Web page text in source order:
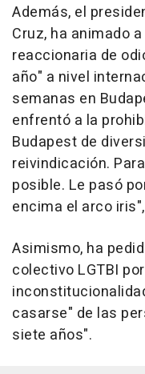
Además, el
Cruz, ha animado
reaccionaria de
año" a nivel
semanas en
enfrentó a la
Budapest de
reivindicación.
posible. Le pasó
encima el arco
Asimismo, ha
colectivo LGTBI
casarse" de las
siete años".